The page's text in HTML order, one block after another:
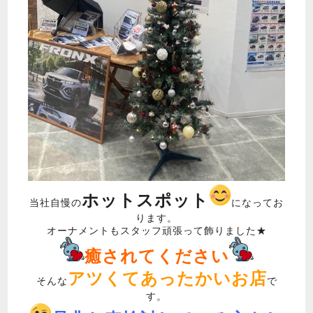
当社自慢のホットスポット
になってお
ります。
オーナメントもスタッフ頑張って飾りました★
癒されてください
そんな アツくてあったかいお店で
す。